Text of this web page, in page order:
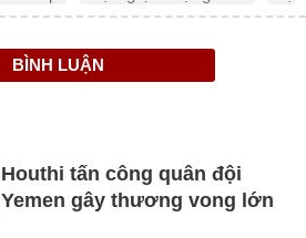
BÌNH LUẬN
Houthi tấn công quân đội
Yemen gây thương vong lớn